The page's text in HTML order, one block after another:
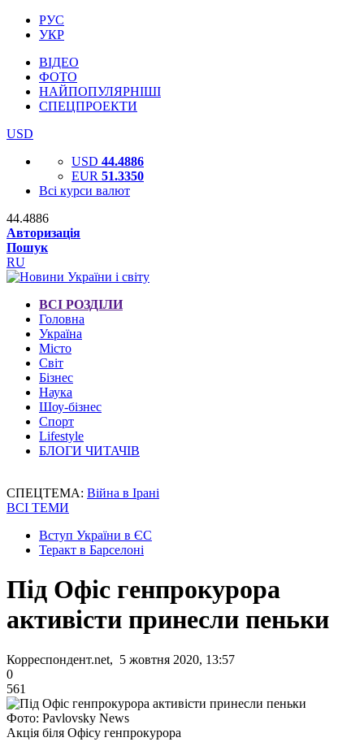
РУС
УКР
ВІДЕО
ФОТО
НАЙПОПУЛЯРНІШІ
СПЕЦПРОЕКТИ
USD
USD 44.4886
EUR 51.3350
Всі курси валют
44.4886
Авторизація
Пошук
RU
ВСІ РОЗДІЛИ
Головна
Україна
Місто
Світ
Бізнес
Наука
Шоу-бізнес
Спорт
Lifestyle
БЛОГИ ЧИТАЧІВ
СПЕЦТЕМА: Війна в Ірані
ВСІ ТЕМИ
Вступ України в ЄС
Теракт в Барселоні
Під Офіс генпрокурора
активісти принесли пеньки
Корреспондент.net, 5 жовтня 2020, 13:57
0
561
Фото: Pavlovsky News
Акція біля Офісу генпрокурора